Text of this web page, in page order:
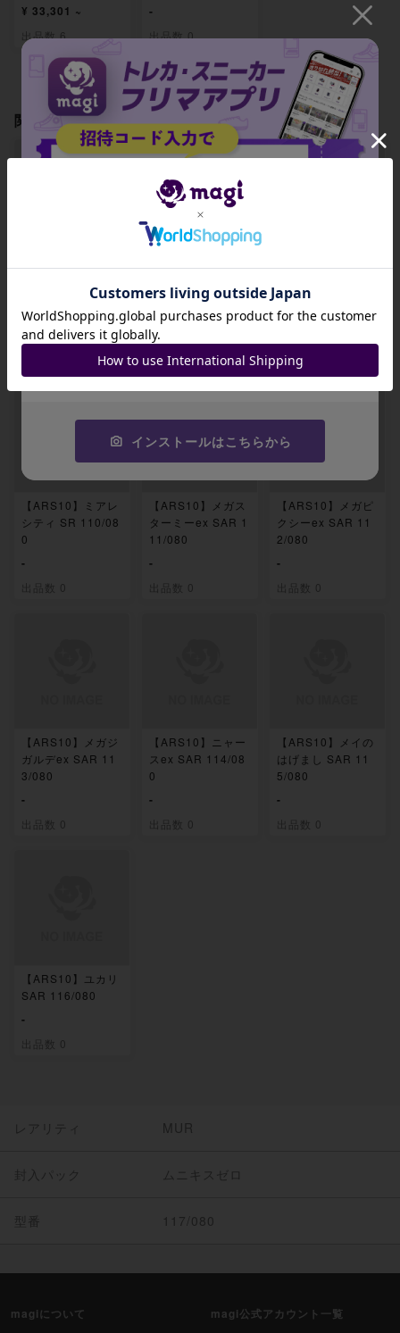
¥ 33,301 ~
出品数 6
-
出品数 0
関連製品
【ARS10】メイの
はげまし SR 107/
-
出品数 0
【ARS10】ユカリ
SR 108/080
-
【ARS10】活力の
-
【ARS10】ミアレ
シティ SR 110/08
0
-
出品数 0
【ARS10】メガス
ターミーex SAR 1
11/080
-
出品数 0
【ARS10】メガピ
クシーex SAR 11
2/080
-
出品数 0
【ARS10】メガジ
ガルデex SAR 11
3/080
-
出品数 0
【ARS10】ニャー
スex SAR 114/08
0
-
出品数 0
【ARS10】メイの
はげまし SAR 11
5/080
-
出品数 0
【ARS10】ユカリ
SAR 116/080
-
出品数 0
レアリティ MUR
封入パック ムニキスゼロ
型番 117/080
magiについて magi公式アカウント一覧
招待コード
JA9XS8
コピーする
インストールはこちらから